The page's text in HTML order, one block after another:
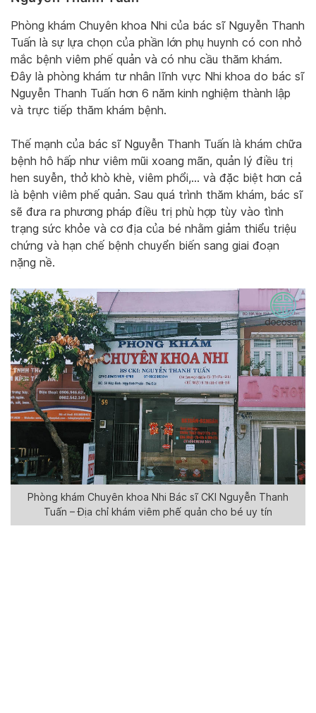
Phòng khám Chuyên khoa Nhi của bác sĩ Nguyễn Thanh
Tuấn là sự lựa chọn của phần lớn phụ huynh có con nhỏ
mắc bệnh viêm phế quản và có nhu cầu thăm khám.
Đây là phòng khám tư nhân lĩnh vực Nhi khoa do bác sĩ
Nguyễn Thanh Tuấn hơn 6 năm kinh nghiệm thành lập
và trực tiếp thăm khám bệnh.
Thế mạnh của bác sĩ Nguyễn Thanh Tuấn là khám chữa
bệnh hô hấp như viêm mũi xoang mãn, quản lý điều trị
hen suyễn, thở khò khè, viêm phổi,… và đặc biệt hơn cả
là bệnh viêm phế quản. Sau quá trình thăm khám, bác sĩ
sẽ đưa ra phương pháp điều trị phù hợp tùy vào tình
trạng sức khỏe và cơ địa của bé nhằm giảm thiểu triệu
chứng và hạn chế bệnh chuyển biến sang giai đoạn
nặng nề.
Phòng khám Chuyên khoa Nhi Bác sĩ CKI Nguyễn Thanh
Tuấn – Địa chỉ khám viêm phế quản cho bé uy tín